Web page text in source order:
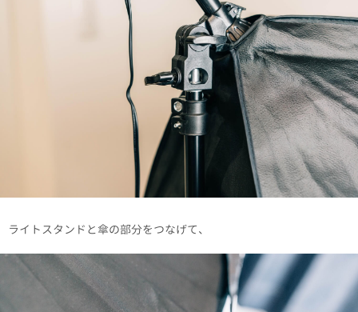
ライトスタンドと傘の部分をつなげて、